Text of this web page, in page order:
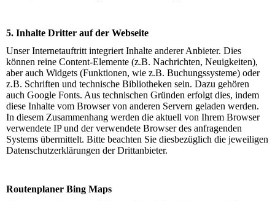
5. Inhalte Dritter auf der Webseite
Unser Internetauftritt integriert Inhalte anderer Anbieter. Dies
können reine Content-Elemente (z.B. Nachrichten, Neuigkeiten),
aber auch Widgets (Funktionen, wie z.B. Buchungssysteme) oder
z.B. Schriften und technische Bibliotheken sein. Dazu gehören
auch Google Fonts. Aus technischen Gründen erfolgt dies, indem
diese Inhalte vom Browser von anderen Servern geladen werden.
In diesem Zusammenhang werden die aktuell von Ihrem Browser
verwendete IP und der verwendete Browser des anfragenden
Systems übermittelt. Bitte beachten Sie diesbezüglich die jeweiligen
Datenschutzerklärungen der Drittanbieter.
Routenplaner Bing Maps